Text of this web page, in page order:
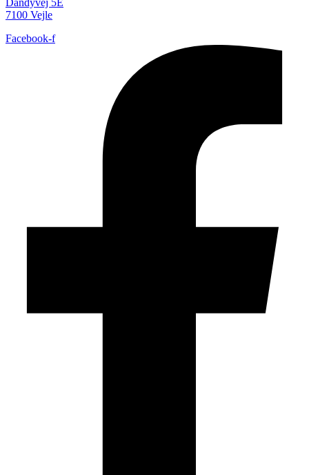
Dandyvej 5E
7100 Vejle
Facebook-f